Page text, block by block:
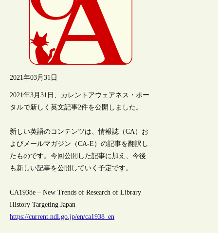
2021年03月31日
2021年3月31日、カレントアウェアネス・ポー
タルで新しく英文記事2件を公開しました。
新しい英語のコンテンツは、情報誌（CA）お
よびメールマガジン（CA-E）の記事を翻訳し
たものです。今回公開した記事に加え、今後
も新しい記事を公開していく予定です。
CA1938e – New Trends of Research of Library
History Targeting Japan
https://current.ndl.go.jp/en/ca1938_en